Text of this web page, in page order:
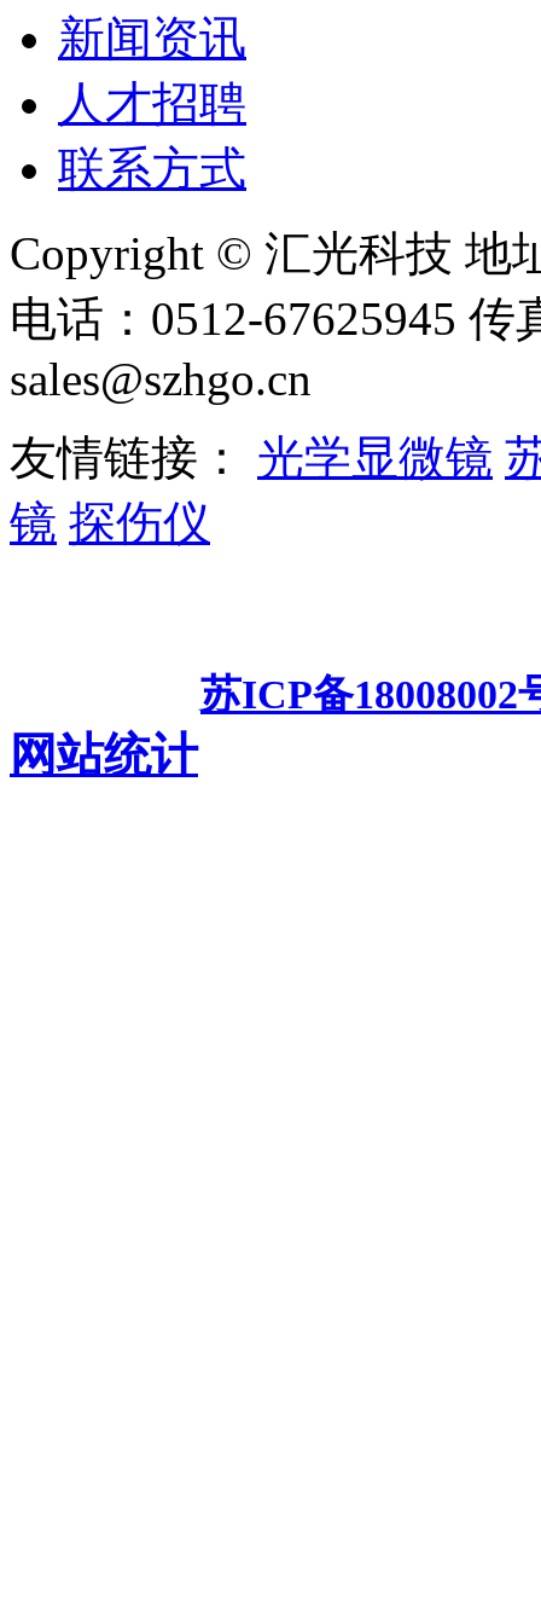
新闻资讯
人才招聘
联系方式
Copyright © 汇光科技 地
电话：0512-67625945 传
sales@szhgo.cn
友情链接： 光学显微镜
镜 探伤仪
苏ICP备18008002
网站统计